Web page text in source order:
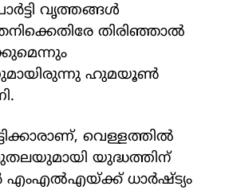
വൃത്തങ്ങൾ
തിരിഞ്ഞാൽ
ഹുമയൂൺ
വെള്ളത്തിൽ
യുദ്ധത്തിന്
എംഎൽഎയ്‌ക്ക്‌ ധാർഷ്ട്യം